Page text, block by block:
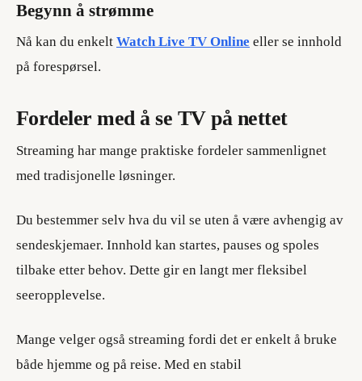
Begynn å strømme
Nå kan du enkelt Watch Live TV Online eller se innhold
på forespørsel.
Fordeler med å se TV på nettet
Streaming har mange praktiske fordeler sammenlignet
med tradisjonelle løsninger.
Du bestemmer selv hva du vil se uten å være avhengig av
sendeskjemaer. Innhold kan startes, pauses og spoles
tilbake etter behov. Dette gir en langt mer fleksibel
seeropplevelse.
Mange velger også streaming fordi det er enkelt å bruke
både hjemme og på reise. Med en stabil